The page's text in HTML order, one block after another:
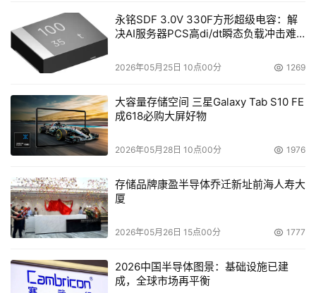
永铭SDF 3.0V 330F方形超级电容：解
决AI服务器PCS高di/dt瞬态负载冲击难
2026年05月25日 10点00分 1269
大容量存储空间 三星Galaxy Tab S10 FE
成618必购大屏好物
2026年05月28日 10点00分 1976
存储品牌康盈半导体乔迁新址前海人寿大
厦
2026年05月26日 15点00分 1777
2026中国半导体图景：基础设施已建
成，全球市场再平衡